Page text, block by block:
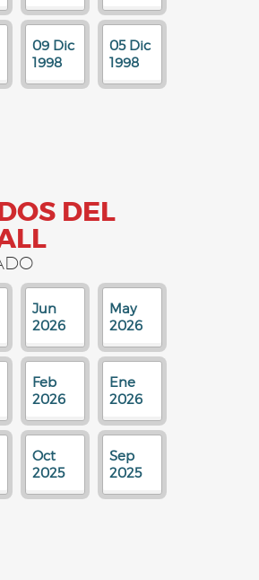
09 Dic
1998
05 Dic
1998
DEL
Jun
2026
May
2026
Feb
2026
Ene
2026
Oct
2025
Sep
2025